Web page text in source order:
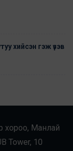
хийсэн гэж үзэв
р хороо, Манлай
Tower, 10